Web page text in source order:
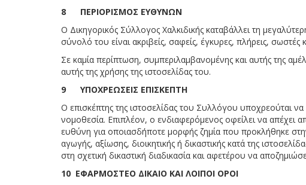
8 ΠΕΡΙΟΡΙΣΜΟΣ ΕΥΘΥΝΩΝ
Ο Δικηγορικός Σύλλογος Χαλκιδικής καταβάλλει τη
σύνολό του είναι ακριβείς, σαφείς, έγκυρες, πλήρεις, σωστές
Σε καμία περίπτωση, συμπεριλαμβανομένης και αυτής της
αυτής της χρήσης της ιστοσελίδας του.
9 ΥΠΟΧΡΕΩΣΕΙΣ ΕΠΙΣΚΕΠΤΗ
Ο επισκέπτης της ιστοσελίδας του Συλλόγου υποχρεούται να
νομοθεσία. Επιπλέον, ο ενδιαφερόμενος οφείλει να απέχει
ευθύνη για οποιασδήποτε μορφής ζημία που προκλήθηκε
αγωγής, αξίωσης, διοικητικής ή δικαστικής κατά της
στη σχετική δικαστική διαδικασία και αφετέρου να
10 ΕΦΑΡΜΟΣΤΕΟ ΔΙΚΑΙΟ ΚΑΙ ΛΟΙΠΟΙ ΟΡΟΙ